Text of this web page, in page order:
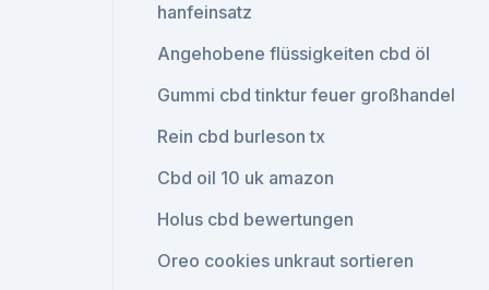
hanfeinsatz
Angehobene flüssigkeiten cbd öl
Gummi cbd tinktur feuer großhandel
Rein cbd burleson tx
Cbd oil 10 uk amazon
Holus cbd bewertungen
Oreo cookies unkraut sortieren